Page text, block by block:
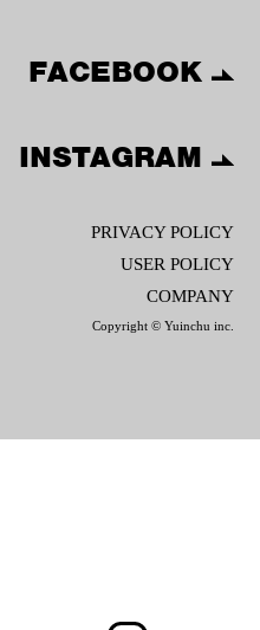
FACEBOOK
INSTAGRAM
PRIVACY POLICY
USER POLICY
COMPANY
Copyright © Yuinchu inc.